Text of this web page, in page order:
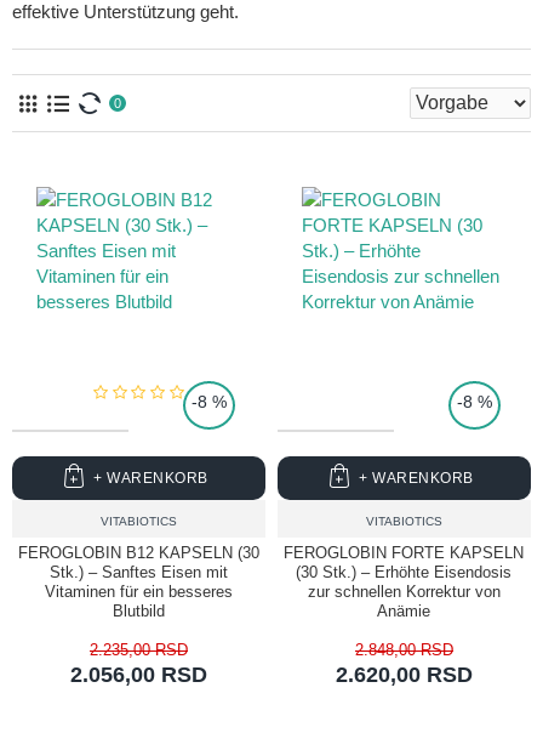
effektive Unterstützung geht.
0
-8 %
VITABIOTICS
FEROGLOBIN B12 KAPSELN (30
Stk.) – Sanftes Eisen mit
Vitaminen für ein besseres
Blutbild
2.056,00 RSD
2.235,00 RSD
+ WARENKORB
TOP PRICE -8 %
VITABIOTICS
FEROGLOBIN FORTE KAPSELN
(30 Stk.) – Erhöhte Eisendosis
zur schnellen Korrektur von
Anämie
2.620,00 RSD
2.848,00 RSD
+ WARENKORB